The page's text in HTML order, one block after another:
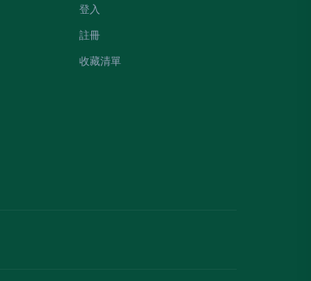
登入
註冊
收藏清單